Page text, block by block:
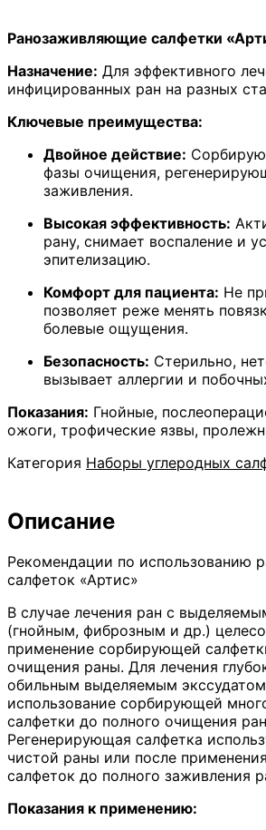
Набор
углеродных
сорбирующих
стерильных
«Артис»:
Ранозаживляющие салфетки
Назначение: Для эффективного
инфицированных ран на разных
Ключевые преимущества:
Двойное действие:
фазы очищения,
заживления.
Высокая эффективность:
рану, снимает воспаление и
эпителизацию.
Комфорт для пациента: Не
позволяет реже менять
болевые ощущения.
Безопасность: Стерильно,
вызывает аллергии и
Показания: Гнойные,
ожоги, трофические язвы,
Категория Наборы углеродных
Описание
Рекомендации по использованию
салфеток «Артис»
В случае лечения ран с
(гнойным, фиброзным и др.)
применение сорбирующей
очищения раны. Для лечения
обильным выделяемым
использование сорбирующей
салфетки до полного очищения
Регенерирующая салфетка
чистой раны или после
салфеток до полного заживления
Показания к применению: